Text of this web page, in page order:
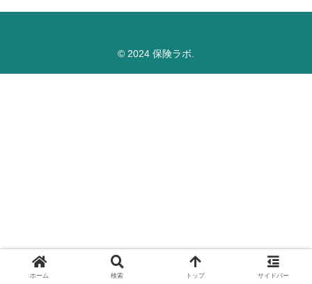
© 2024 保険ラボ.
ホーム 検索 トップ サイドバー